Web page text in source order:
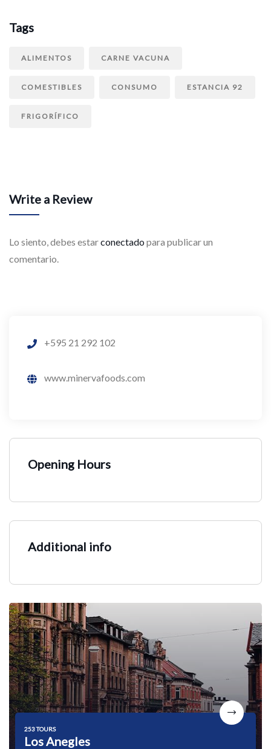
Tags
ALIMENTOS CARNE VACUNA
COMESTIBLES CONSUMO ESTANCIA 92
FRIGORÍFICO
Write a Review
Lo siento, debes estarconectadopara publicar un
comentario.
+595 21 292 102
www.minervafoods.com
Opening Hours
Additional info
253 TOURS
Los Anegles